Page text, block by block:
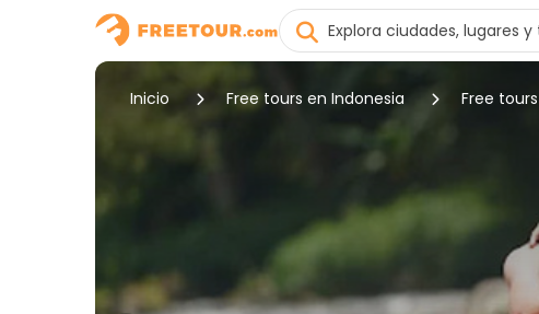
Inicio Free tours en Indonesia Free